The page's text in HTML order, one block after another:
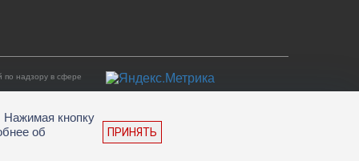
надзору в сфере
Нажимая кнопку
об
ПРИНЯТЬ